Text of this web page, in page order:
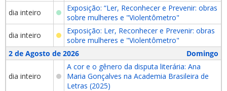
dia inteiro
Exposição: “Ler, Reconhecer e Prevenir: obras
sobre mulheres e "Violentômetro"
dia inteiro
Exposição: Ler, Reconhecer e Prevenir: obras
sobre mulheres e "Violentômetro"
2 de Agosto de 2026
Domingo
dia inteiro
A cor e o gênero da disputa literária: Ana
Maria Gonçalves na Academia Brasileira de
Letras (2025)